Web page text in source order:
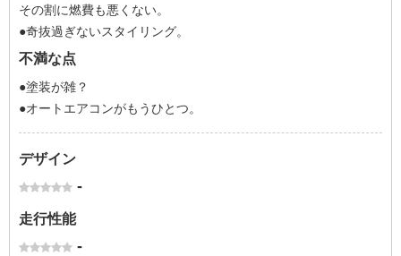
その割に燃費も悪くない。
●奇抜過ぎないスタイリング。
不満な点
●塗装が雑？
●オートエアコンがもうひとつ。
デザイン
-
走行性能
-